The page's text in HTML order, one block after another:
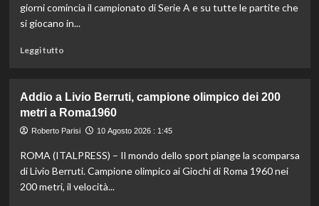
sulle
finali:
scudetto
giorni comincia il campionato di Serie A e su tutte le partite che
si giocano in...
Leggi tuttoLeggi
Letture
domenicali
e
Malagò,
è
l’ora
Addio a Livio Berruti, campione olimpico dei 200
metri a Roma1960
Roberto Parisi 10 Agosto 2026 : 1:45
ROMA (ITALPRESS) – Il mondo dello sport piange la scomparsa
di Livio Berruti. Campione olimpico ai Giochi di Roma 1960 nei
200 metri, il velocità...